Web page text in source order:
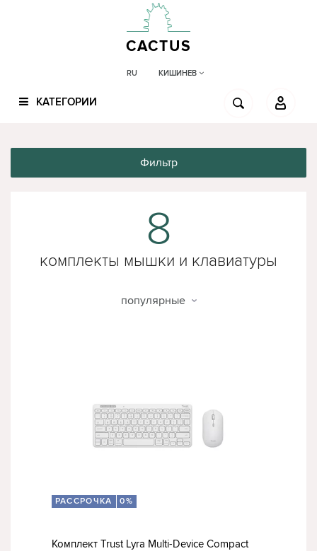
CACTUS
RU КИШИНЕВ
КАТЕГОРИИ
8
комплекты мышки и клавиатуры
РАССРОЧКА 0%
Комплект Trust Lyra Multi-Device Compact
Фильтр